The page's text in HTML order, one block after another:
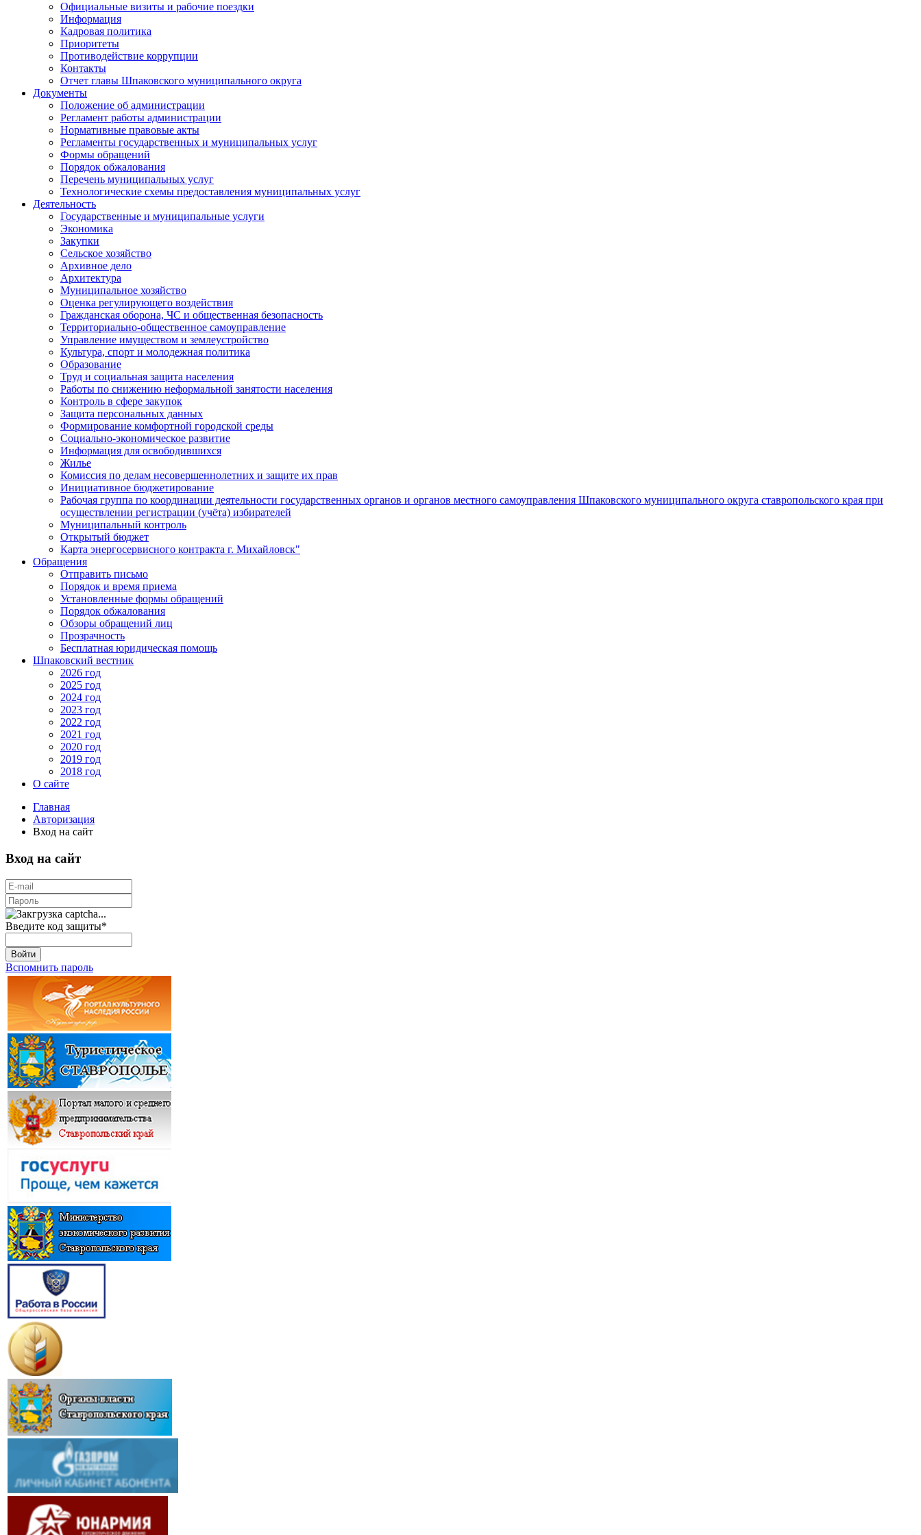
Официальные визиты и рабочие поездки
Информация
Кадровая политика
Приоритеты
Противодействие коррупции
Контакты
Отчет главы Шпаковского муниципального округа
Документы
Положение об администрации
Регламент работы администрации
Нормативные правовые акты
Регламенты государственных и муниципальных услуг
Формы обращений
Порядок обжалования
Перечень муниципальных услуг
Технологические схемы предоставления муниципальных услуг
Деятельность
Государственные и муниципальные услуги
Экономика
Закупки
Сельское хозяйство
Архивное дело
Архитектура
Муниципальное хозяйство
Оценка регулирующего воздействия
Гражданская оборона, ЧС и общественная безопасность
Территориально-общественное самоуправление
Управление имуществом и землеустройство
Культура, спорт и молодежная политика
Образование
Труд и социальная защита населения
Работы по снижению неформальной занятости населения
Контроль в сфере закупок
Защита персональных данных
Формирование комфортной городской среды
Социально-экономическое развитие
Информация для освободившихся
Жилье
Комиссия по делам несовершеннолетних и защите их прав
Инициативное бюджетирование
Рабочая группа по координации деятельности государственных органов и органов местного самоуправления Шпаковского муниципального округа ставропольского края при
осуществлении регистрации (учёта) избирателей
Муниципальный контроль
Открытый бюджет
Карта энергосервисного контракта г. Михайловск"
Обращения
Отправить письмо
Порядок и время приема
Установленные формы обращений
Порядок обжалования
Обзоры обращений лиц
Прозрачность
Бесплатная юридическая помощь
Шпаковский вестник
2026 год
2025 год
2024 год
2023 год
2022 год
2021 год
2020 год
2019 год
2018 год
О сайте
Главная
Авторизация
Вход на сайт
Вход на сайт
Введите код защиты*
Войти
Вспомнить пароль